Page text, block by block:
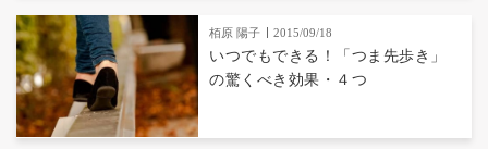
栢原 陽子 2015/09/18
いつでもできる！「つま先歩き」
の驚くべき効果・４つ